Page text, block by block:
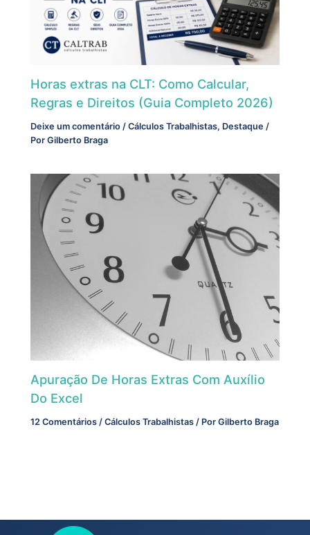
Horas extras na CLT: Como Calcular,
Regras e Direitos (Guia Completo 2026)
Deixe um comentário /Cálculos Trabalhistas, Destaque /
PorGilberto Braga
Apuração De Horas Extras Com Auxílio
Do Excel
12 Comentários /Cálculos Trabalhistas / PorGilberto Braga